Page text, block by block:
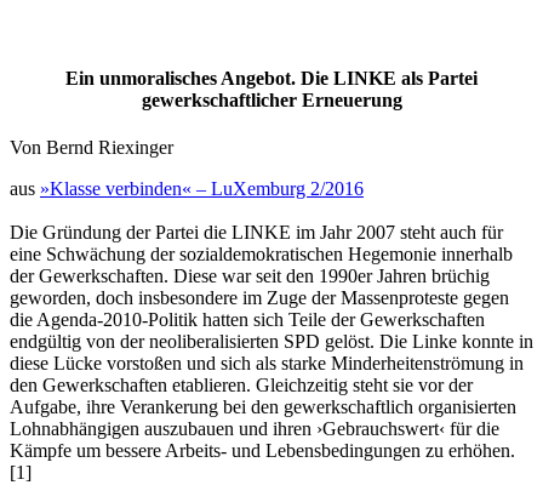
Ein unmoralisches Angebot. Die LINKE als Partei
gewerkschaftlicher Erneuerung
Von Bernd Riexinger
aus »Klasse verbinden« – LuXemburg 2/2016
Die Gründung der Partei die LINKE im Jahr 2007 steht auch für
eine Schwächung der sozialdemokratischen Hegemonie innerhalb
der Gewerkschaften. Diese war seit den 1990er Jahren brüchig
geworden, doch insbesondere im Zuge der Massenproteste gegen
die Agenda-2010-Politik hatten sich Teile der Gewerkschaften
endgültig von der neoliberalisierten SPD gelöst. Die Linke konnte in
diese Lücke vorstoßen und sich als starke Minderheitenströmung in
den Gewerkschaften etablieren. Gleichzeitig steht sie vor der
Aufgabe, ihre Verankerung bei den gewerkschaftlich organisierten
Lohnabhängigen auszubauen und ihren ›Gebrauchswert‹ für die
Kämpfe um bessere Arbeits- und Lebensbedingungen zu erhöhen.
[1]